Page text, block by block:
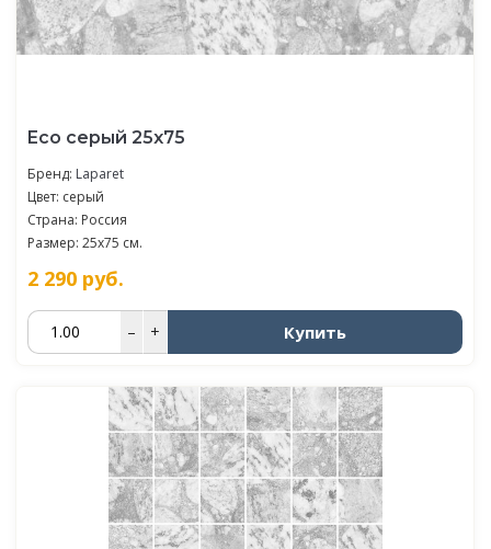
Eco серый 25х75
Бренд: Laparet
Цвет: серый
Страна: Россия
Размер: 25x75 см.
2 290 руб.
– + Купить